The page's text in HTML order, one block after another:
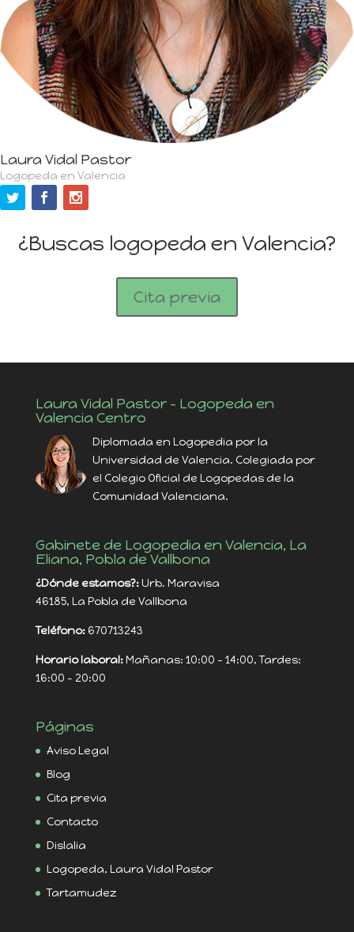
Laura Vidal Pastor
Logopeda en Valencia
¿Buscas logopeda en Valencia?
Cita previa
Laura Vidal Pastor – Logopeda en
Valencia Centro
Diplomada en Logopedia por la
Universidad de Valencia. Colegiada por
el Colegio Oficial de Logopedas de la
Comunidad Valenciana.
Gabinete de Logopedia en Valencia, La
Eliana, Pobla de Vallbona
¿Dónde estamos?:Urb. Maravisa
46185, La Pobla de Vallbona
Teléfono:670713243
Horario laboral:Mañanas: 10:00 - 14:00, Tardes:
16:00 - 20:00
Páginas
Aviso Legal
Blog
Cita previa
Contacto
Dislalia
Logopeda, Laura Vidal Pastor
Tartamudez